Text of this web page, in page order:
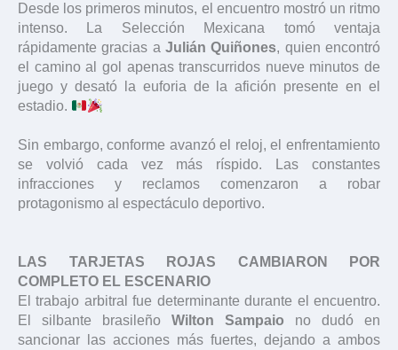
Desde los primeros minutos, el encuentro mostró un ritmo
intenso. La Selección Mexicana tomó ventaja
rápidamente gracias a Julián Quiñones, quien encontró
el camino al gol apenas transcurridos nueve minutos de
juego y desató la euforia de la afición presente en el
estadio.
Sin embargo, conforme avanzó el reloj, el enfrentamiento
se volvió cada vez más ríspido. Las constantes
infracciones y reclamos comenzaron a robar
protagonismo al espectáculo deportivo.
LAS TARJETAS ROJAS CAMBIARON POR
COMPLETO EL ESCENARIO
El trabajo arbitral fue determinante durante el encuentro.
El silbante brasileño Wilton Sampaio no dudó en
sancionar las acciones más fuertes, dejando a ambos